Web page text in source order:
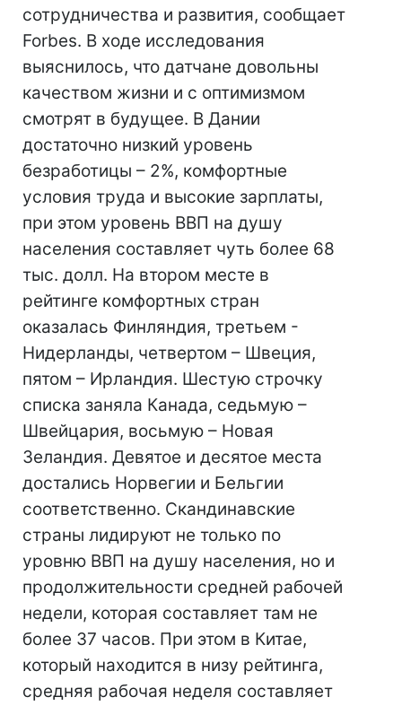
сотрудничества и развития, сообщает
Forbes. В ходе исследования
выяснилось, что датчане довольны
качеством жизни и с оптимизмом
смотрят в будущее. В Дании
достаточно низкий уровень
безработицы – 2%, комфортные
условия труда и высокие зарплаты,
при этом уровень ВВП на душу
населения составляет чуть более 68
тыс. долл. На втором месте в
рейтинге комфортных стран
оказалась Финляндия, третьем -
Нидерланды, четвертом – Швеция,
пятом – Ирландия. Шестую строчку
списка заняла Канада, седьмую –
Швейцария, восьмую – Новая
Зеландия. Девятое и десятое места
достались Норвегии и Бельгии
соответственно. Скандинавские
страны лидируют не только по
уровню ВВП на душу населения, но и
продолжительности средней рабочей
недели, которая составляет там не
более 37 часов. При этом в Китае,
который находится в низу рейтинга,
средняя рабочая неделя составляет